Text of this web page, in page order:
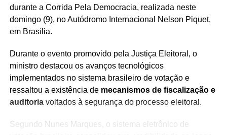
durante a Corrida Pela Democracia, realizada neste
domingo (9), no Autódromo Internacional Nelson Piquet,
em Brasília.
Durante o evento promovido pela Justiça Eleitoral, o
ministro destacou os avanços tecnológicos
implementados no sistema brasileiro de votação e
ressaltou a existência de mecanismos de fiscalização e
auditoriavoltados à segurança do processo eleitoral.
Segundo Nunes Marques, o sistema eletrônico de